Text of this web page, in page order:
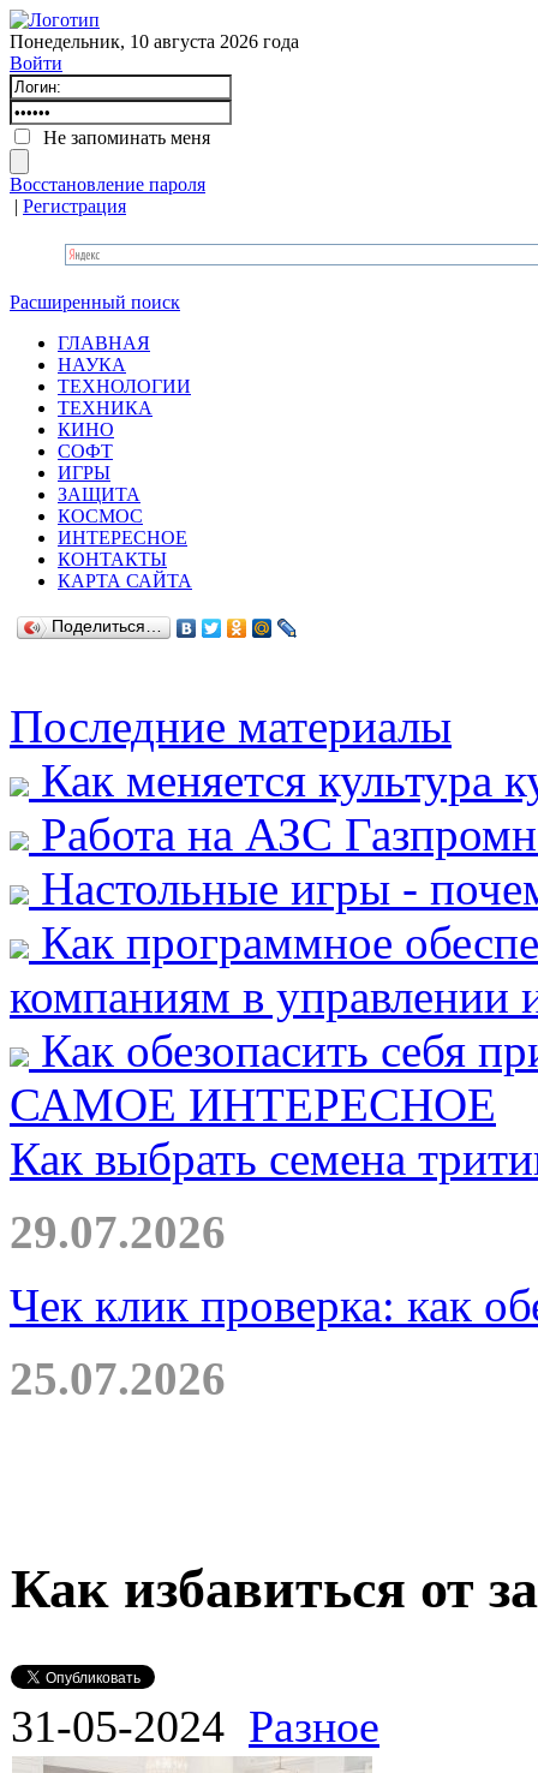
Понедельник, 10 августа 2026 года
Войти
Не запоминать меня
Восстановление пароля
| Регистрация
Расширенный поиск
ГЛАВНАЯ
НАУКА
ТЕХНОЛОГИИ
ТЕХНИКА
КИНО
СОФТ
ИГРЫ
ЗАЩИТА
КОСМОС
ИНТЕРЕСНОЕ
КОНТАКТЫ
КАРТА САЙТА
Поделиться…
Последние материалы
Как меняется культура
Работа на АЗС
Настольные игры -
Как программное
компаниям в управлении
Как обезопасить себя
САМОЕ ИНТЕРЕСНОЕ
Как выбрать семена
29.07.2026
Чек клик проверка: как
25.07.2026
Как избавиться от
31-05-2024 Разное